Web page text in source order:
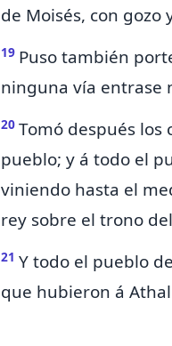
de Moisés, con
19 Puso también
ninguna vía entrase
20 Tomó después
pueblo; y á todo el
viniendo hasta el
rey sobre el trono
21 Y todo el pueblo
que hubieron á